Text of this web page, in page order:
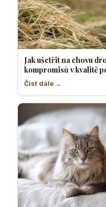
Jak ušetřit na chovu
kompromisů v kvalitě
Číst dále →